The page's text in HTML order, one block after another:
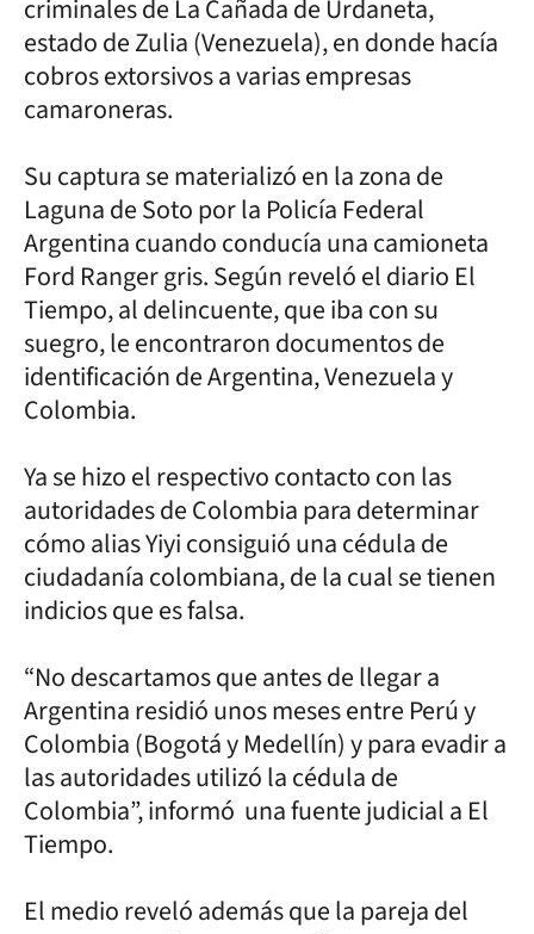
criminales de La Cañada de Urdaneta,
estado de Zulia (Venezuela), en donde hacía
cobros extorsivos a varias empresas
camaroneras.
Su captura se materializó en la zona de
Laguna de Soto por la Policía Federal
Argentina cuando conducía una camioneta
Ford Ranger gris. Según reveló el diario El
Tiempo, al delincuente, que iba con su
suegro, le encontraron documentos de
identificación de Argentina, Venezuela y
Colombia.
Ya se hizo el respectivo contacto con las
autoridades de Colombia para determinar
cómo alias Yiyi consiguió una cédula de
ciudadanía colombiana, de la cual se tienen
indicios que es falsa.
“No descartamos que antes de llegar a
Argentina residió unos meses entre Perú y
Colombia (Bogotá y Medellín) y para evadir a
las autoridades utilizó la cédula de
Colombia”, informó una fuente judicial a El
Tiempo.
El medio reveló además que la pareja del